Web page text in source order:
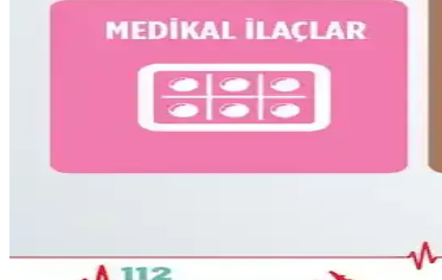
Fjällräven Kånken 16L sırt çantasıyla 15 günlük yaz
Gossamer Gear Vagabond Jet: Hafif ve
Gossamer Gear Vagabond Jet, hafifliği ve koruyucu
Bolivya Seyahati İçin Çok İklim
22.5L ve Kişisel Eşya ile Seyahat veya Tek